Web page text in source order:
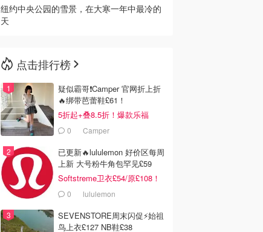
纽约中央公园的雪景，在大寒一年中最冷的
天
点击排行榜
疑似霸哥❗️Camper 官网折上折
🔥绑带芭蕾鞋£61！
5折起+叠8.5折！爆款乐福
£68！
0 Camper
已更新🔥lululemon 好价区每周
上新 大号粉牛角包罕见£59
Softstreme卫衣£54/原£108！
0 lululemon
SEVENSTORE周末闪促⚡️始祖
鸟上衣£127 NB鞋£38